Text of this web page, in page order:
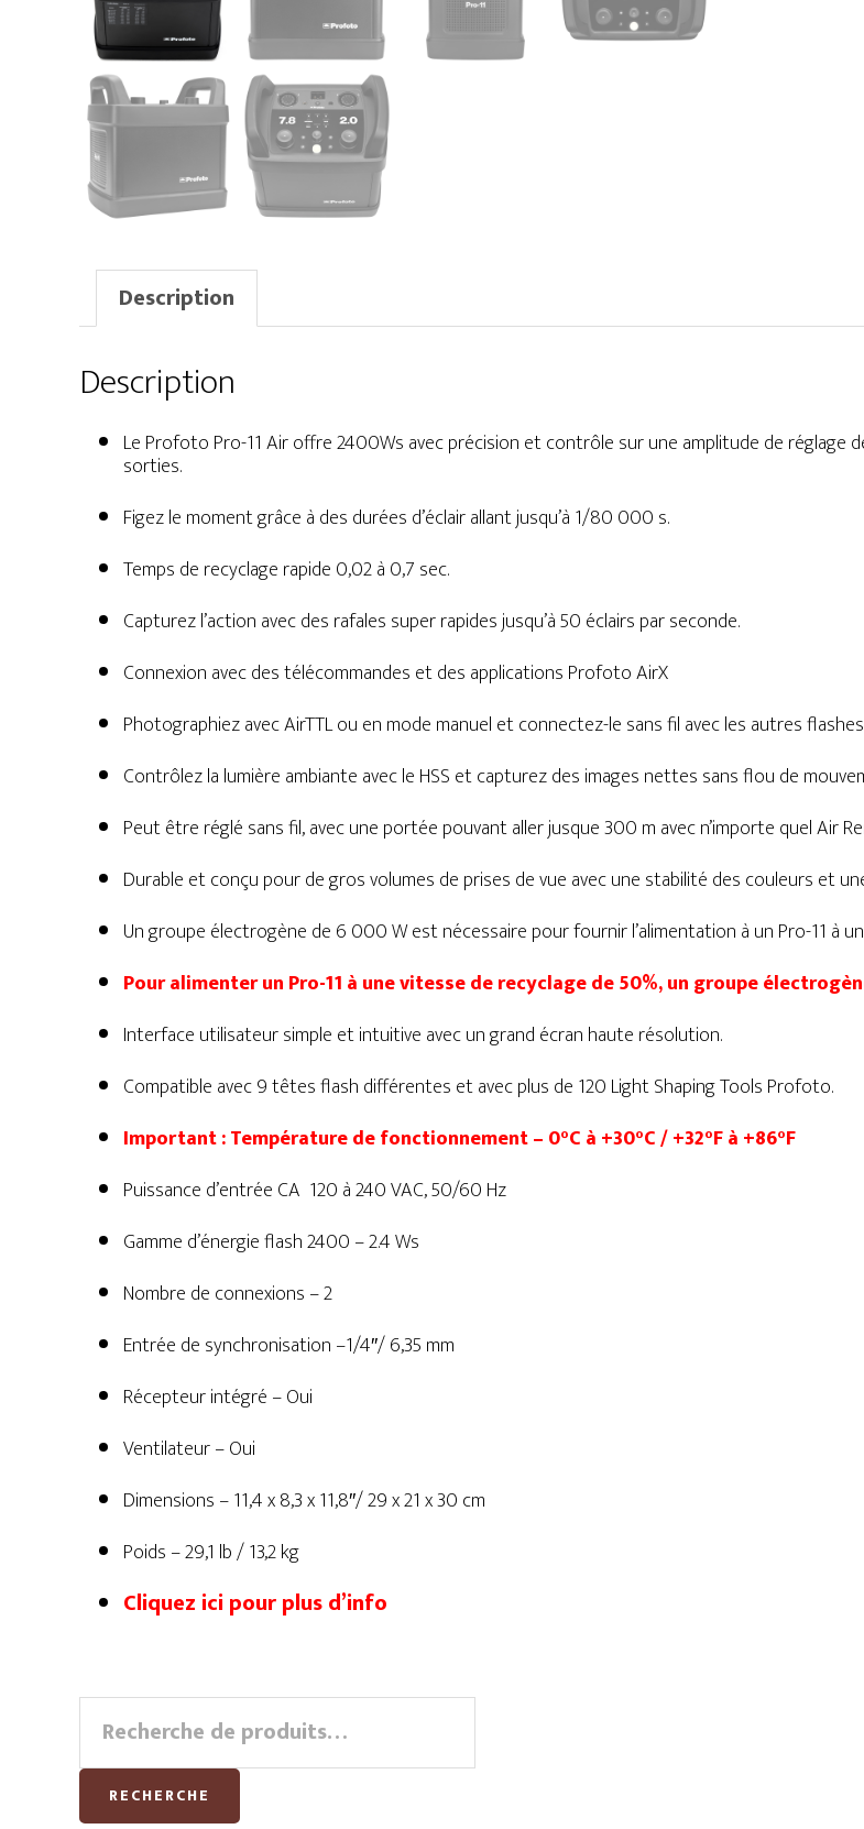
Description
Description
Le Profoto Pro-11 Air offre 2400Ws avec précision et contrôle sur une amplitude de réglage
sorties.
Figez le moment grâce à des durées d’éclair allant jusqu’à 1/80 000 s.
Temps de recyclage rapide 0,02 à 0,7 sec.
Capturez l’action avec des rafales super rapides jusqu’à 50 éclairs par seconde.
Connexion avec des télécommandes et des applications Profoto AirX
Photographiez avec AirTTL ou en mode manuel et connectez-le sans fil avec les autres
Contrôlez la lumière ambiante avec le HSS et capturez des images nettes sans flou de
Peut être réglé sans fil, avec une portée pouvant aller jusque 300 m avec n’importe quel Air
Durable et conçu pour de gros volumes de prises de vue avec une stabilité des couleurs et
Un groupe électrogène de 6 000 W est nécessaire pour fournir l’alimentation à un Pro-11 à
Pour alimenter un Pro-11 à une vitesse de recyclage de 50%, un groupe
Interface utilisateur simple et intuitive avec un grand écran haute résolution.
Compatible avec 9 têtes flash différentes et avec plus de 120 Light Shaping Tools Profoto.
Important : Température de fonctionnement – 0°C à +30°C / +32°F à +86°F
Puissance d’entrée CA 120 à 240 VAC, 50/60 Hz
Gamme d’énergie flash 2400 – 2.4 Ws
Nombre de connexions – 2
Entrée de synchronisation –1/4″/ 6,35 mm
Récepteur intégré – Oui
Ventilateur – Oui
Dimensions – 11,4 x 8,3 x 11,8″/ 29 x 21 x 30 cm
Poids – 29,1 lb / 13,2 kg
Cliquez ici pour plus d’info
Primary
Sidebar
Recherche
pour :
RECHERCHE